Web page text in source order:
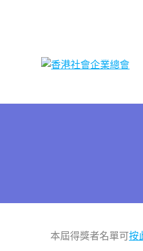
本屆得獎者名單可按